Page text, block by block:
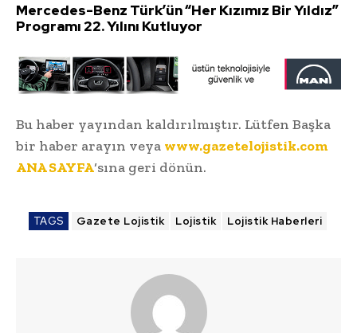
Mercedes-Benz Türk’ün “Her Kızımız Bir Yıldız”
Programı 22. Yılını Kutluyor
Bu haber yayından kaldırılmıştır. Lütfen Başka
bir haber arayın veya www.gazetelojistik.com
ANA SAYFA‘sına geri dönün.
TAGS Gazete Lojistik Lojistik Lojistik Haberleri